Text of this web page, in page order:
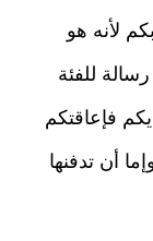
لأنه هو
للفئة
فإعاقتكم
أن تدفنها